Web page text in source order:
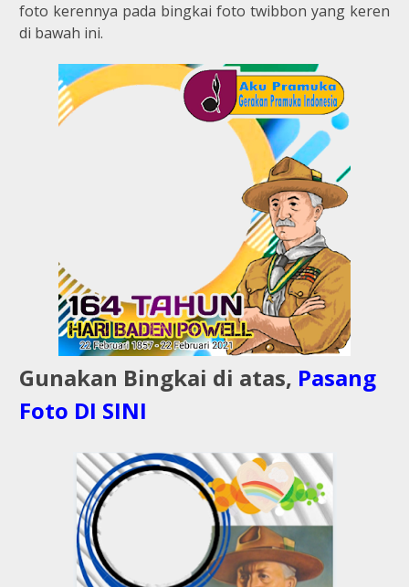
foto kerennya pada bingkai foto twibbon yang keren
di bawah ini.
Gunakan Bingkai di atas, Pasang
Foto DI SINI